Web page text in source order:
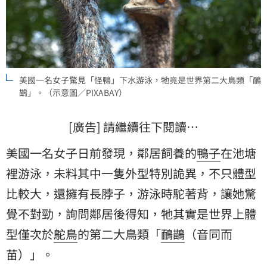
美國一名女子驚見「怪鴨」下水游泳，牠竟是世界第二大鳥類「鴯
鶓」。（示意圖／PIXABAY）
[廣告] 請繼續往下閱讀…
美國一名女子日前發現，鄰居飼養的鴨子在池塘
裡游泳，未料其中一隻外型特別詭異，不只體型
比較大，還擁有長脖子，游泳時駝著背，讓她驚
覺不對勁，詢問鄰居後得知，牠其實是世界上體
型僅次於鴕鳥的第二大鳥類「鴯鶓 （音同而
苗）」。